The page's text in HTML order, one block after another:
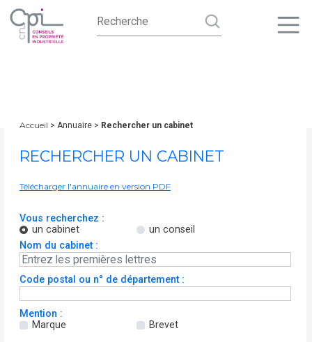
Accueil > Annuaire > Rechercher un cabinet
RECHERCHER UN CABINET
Télécharger l'annuaire en version PDF
Vous recherchez :
un cabinet
un conseil
Nom du cabinet :
Code postal ou n° de département :
Mention :
Marque
Brevet